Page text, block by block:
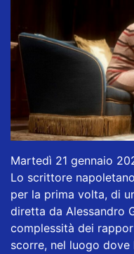
Martedì 21 gennaio
Lo scrittore
per la prima volta, di
diretta da Alessandro
complessità dei
scorre, nel luogo